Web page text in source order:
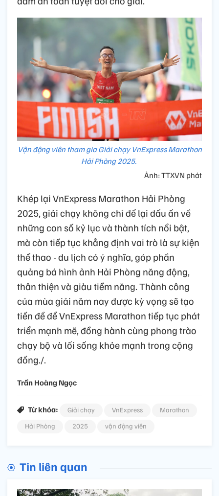
Vận động viên tham gia Giải chạy VnExpress Marathon
Hải Phòng 2025.
Ảnh: TTXVN phát
Khép lại VnExpress Marathon Hải Phòng
2025, giải chạy không chỉ để lại dấu ấn về
những con số kỷ lục và thành tích nổi bật,
mà còn tiếp tục khẳng định vai trò là sự kiện
thể thao - du lịch có ý nghĩa, góp phần
quảng bá hình ảnh Hải Phòng năng động,
thân thiện và giàu tiềm năng. Thành công
của mùa giải năm nay được kỳ vọng sẽ tạo
tiền đề để VnExpress Marathon tiếp tục phát
triển mạnh mẽ, đồng hành cùng phong trào
chạy bộ và lối sống khỏe mạnh trong cộng
đồng./.
Trần Hoàng Ngọc
Từ khóa: Giải chạy VnExpress
Marathon
Hải Phòng
2025 vận động viên
Tin liên quan